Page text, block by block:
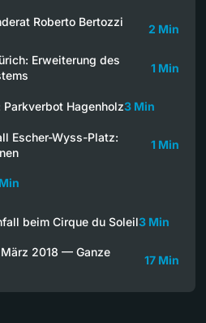
Roberto Bertozzi
2 Min
Erweiterung des
1 Min
Parkverbot Hagenholz3 Min
Escher-Wyss-Platz:
1 Min
beim Cirque du Soleil3 Min
2018 — Ganze
17 Min